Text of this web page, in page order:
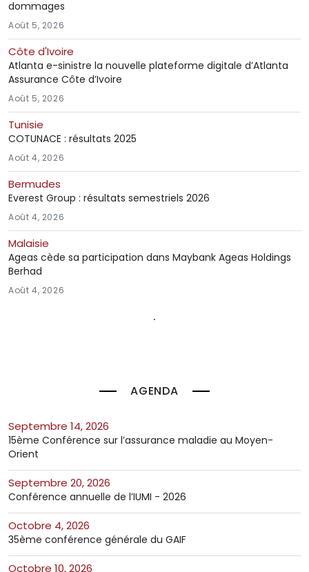
AGENDA
septembre 14, 2026
15ème Conférence sur l’assurance maladie au Moyen-
Orient
septembre 20, 2026
Conférence annuelle de l’IUMI - 2026
octobre 4, 2026
35ème conférence générale du GAIF
octobre 10, 2026
dommages
Août 5, 2026
Côte d'Ivoire
Atlanta e-sinistre la nouvelle plateforme digitale d’Atlanta
Assurance Côte d’Ivoire
Août 5, 2026
Tunisie
COTUNACE : résultats 2025
Août 4, 2026
Bermudes
Everest Group : résultats semestriels 2026
Août 4, 2026
Malaisie
Ageas cède sa participation dans Maybank Ageas Holdings
Berhad
Août 4, 2026